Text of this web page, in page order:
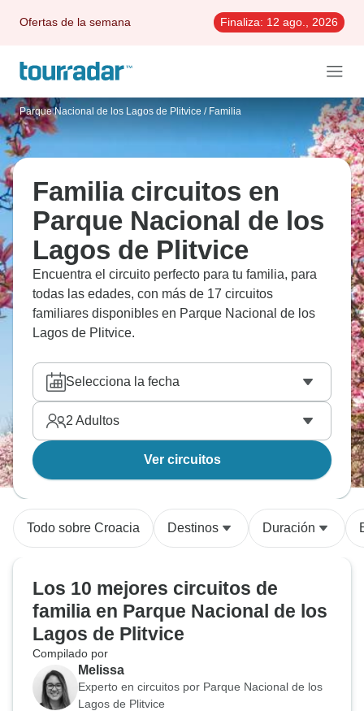
Ofertas de la semana Finaliza: 12 ago., 2026
Parque Nacional de los Lagos de Plitvice / Familia
Familia circuitos en
Parque Nacional de los
Lagos de Plitvice
Encuentra el circuito perfecto para tu familia, para
todas las edades, con más de 17 circuitos
familiares disponibles en Parque Nacional de los
Lagos de Plitvice.
Selecciona la fecha
2 Adultos
Ver circuitos
Todo sobre Croacia Destinos Duración
Los 10 mejores circuitos de
familia en Parque Nacional de los
Lagos de Plitvice
Compilado por
Melissa
Experto en circuitos por Parque Nacional de los
Lagos de Plitvice